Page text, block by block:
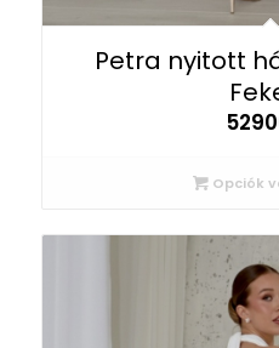
Petra nyitott
Opciók